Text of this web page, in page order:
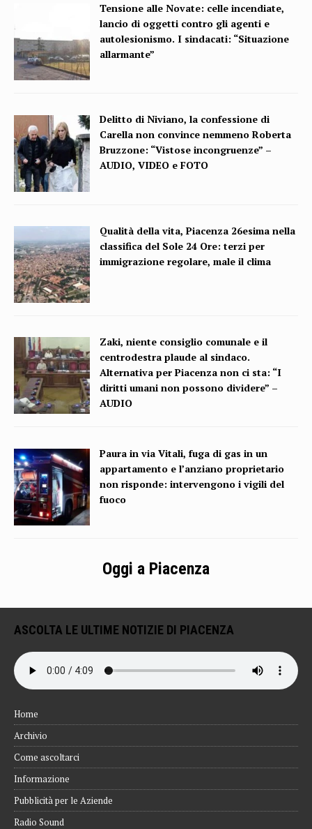
Tensione alle Novate: celle incendiate,
lancio di oggetti contro gli agenti e
autolesionismo. I sindacati: “Situazione
allarmante”
Delitto di Niviano, la confessione di
Carella non convince nemmeno Roberta
Bruzzone: “Vistose incongruenze” –
AUDIO, VIDEO e FOTO
Qualità della vita, Piacenza 26esima nella
classifica del Sole 24 Ore: terzi per
immigrazione regolare, male il clima
Zaki, niente consiglio comunale e il
centrodestra plaude al sindaco.
Alternativa per Piacenza non ci sta: “I
diritti umani non possono dividere” –
AUDIO
Paura in via Vitali, fuga di gas in un
appartamento e l’anziano proprietario
non risponde: intervengono i vigili del
fuoco
Oggi a Piacenza
ASCOLTA LE ULTIME NOTIZIE DI PIACENZA
Home
Archivio
Come ascoltarci
Informazione
Pubblicità per le Aziende
Radio Sound